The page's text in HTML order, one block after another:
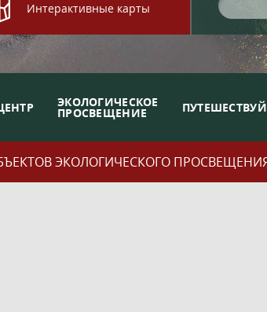
Интерактивные карты
ЭКОЛОГИЧЕСКОЕ
ПРОСВЕЩЕНИЕ ПУТЕШЕСТВУЙ
ЭКОЛОГИЧЕСКОГО ПРОСВЕЩЕНИЯ